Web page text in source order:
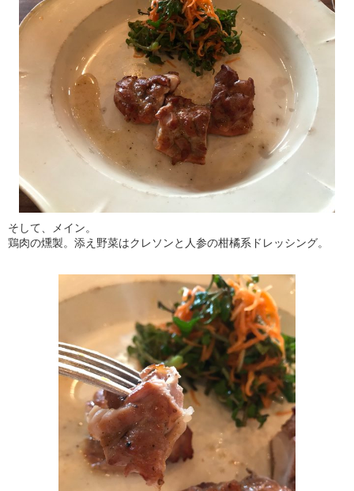
そして、メイン。
鶏肉の燻製。添え野菜はクレソンと人参の柑橘系ドレッシング。